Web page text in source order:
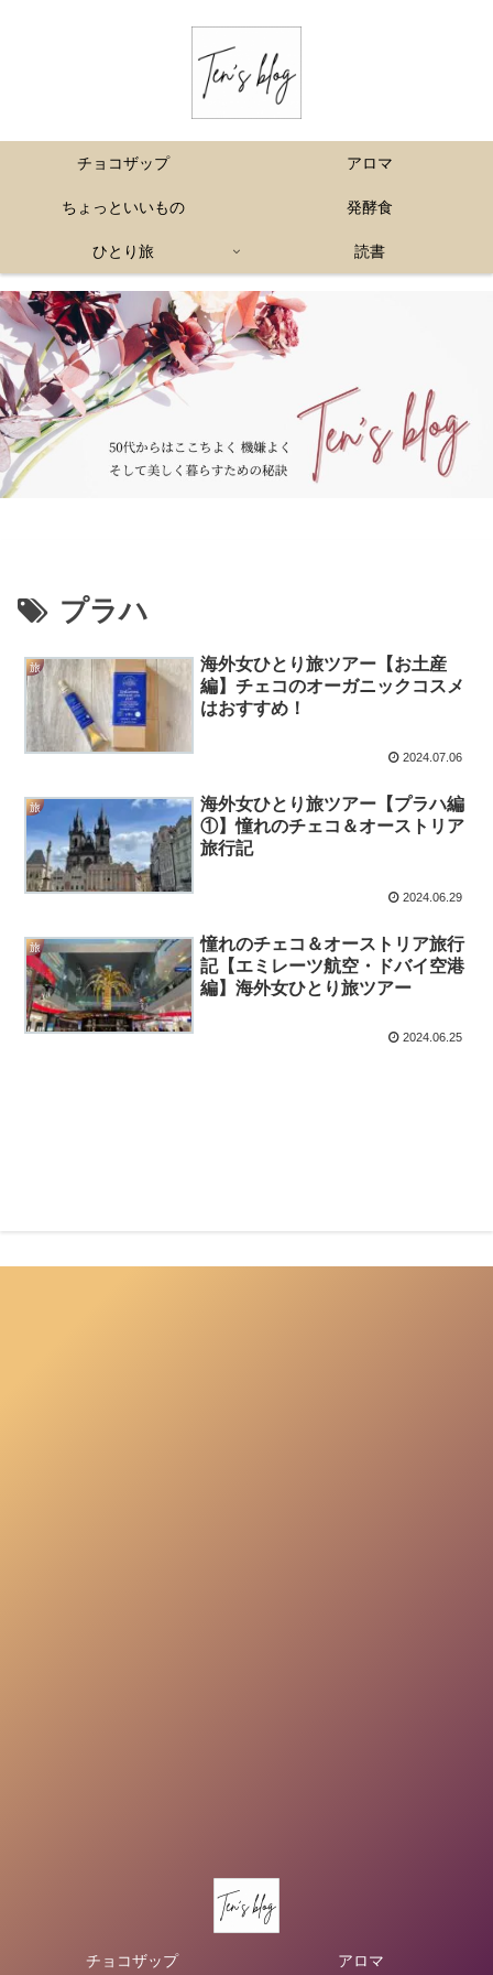
チョコザップ アロマ
ちょっといいもの 発酵食
ひとり旅 読書
プラハ
旅
海外女ひとり旅ツアー【お土産
編】チェコのオーガニックコスメ
はおすすめ！
2024.07.06
旅
海外女ひとり旅ツアー【プラハ編
①】憧れのチェコ＆オーストリア
旅行記
2024.06.29
旅
憧れのチェコ＆オーストリア旅行
記【エミレーツ航空・ドバイ空港
編】海外女ひとり旅ツアー
2024.06.25
チョコザップ アロマ